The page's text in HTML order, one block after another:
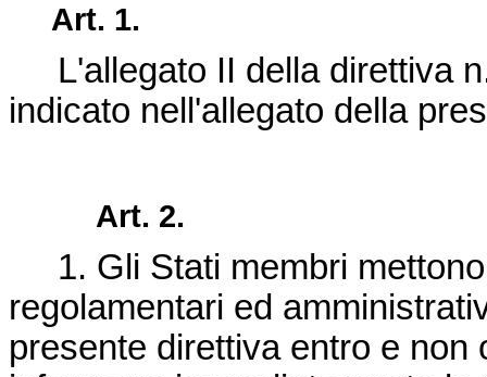
Art. 1.
L'allegato II della direttiva
indicato nell'allegato della
Art. 2.
1. Gli Stati membri
regolamentari ed
presente direttiva entro e non